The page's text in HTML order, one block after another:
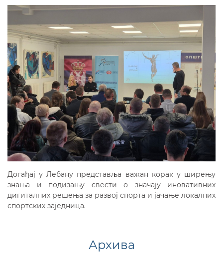
Догађај у Лебану представља важан корак у ширењу
знања и подизању свести о значају иновативних
дигиталних решења за развој спорта и јачање локалних
спортских заједница.
Архива